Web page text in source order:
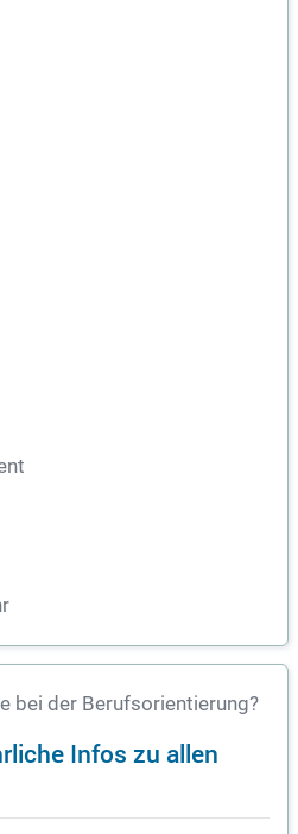
bei der Berufsorientierung?
Infos zu allen